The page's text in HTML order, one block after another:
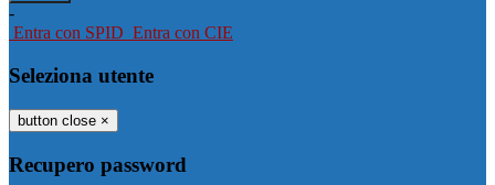
-
Entra con SPID Entra con CIE
Seleziona utente
button close ×
Recupero password